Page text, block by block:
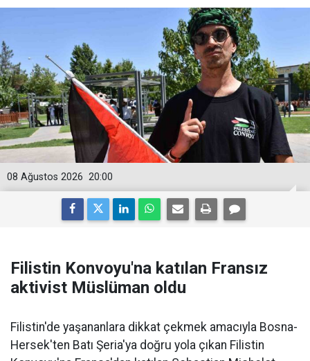
20:00
08 Ağustos 2026
Filistin Konvoyu'na katılan Fransız
aktivist Müslüman oldu
Filistin'de yaşananlara dikkat çekmek amacıyla Bosna-
Hersek'ten Batı Şeria'ya doğru yola çıkan Filistin